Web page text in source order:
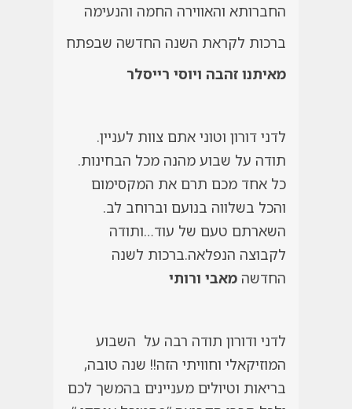
החברותא והאווירה החמה והנעימה
ברכות לקראת השנה החדשה שבפתח
מאיתנו זהבה ויוסי רייסלר
לדני דורון וטוני אתם צוות לעניין.
תודה על שבוע מהנה מכל הבחינות.
כל אחד מכם תרם את המקסימום
והכל בשלווה בנועם וברוחב לב.
השארתם טעם של עוד…ותודה
לקבוצה הנפלאה.ברכות לשנה
החדשה מאבי ורותי
לדני ודורון תודה רבה על השבוע
המוזיקאלי וחוויתי הזה!! שנה טובה,
בריאות וטיולים מעניינים בהמשך לכם